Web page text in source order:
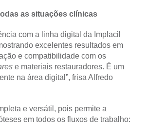
as situações clínicas
com a linha digital da Implacil
excelentes resultados em
e compatibilidade com os
e materiais restauradores. É um
na área digital”, frisa Alfredo
e versátil, pois permite a
em todos os fluxos de trabalho: